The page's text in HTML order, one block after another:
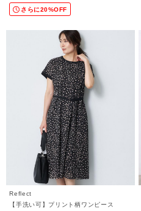
さらに20%OFF
Reflect
【手洗い可】プリント柄ワンピース